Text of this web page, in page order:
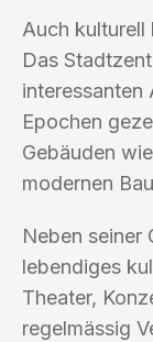
Auch kulturell
Das
interessanten
Epochen
Gebäuden
modernen
Neben seiner
lebendiges
Theater,
regelmässig